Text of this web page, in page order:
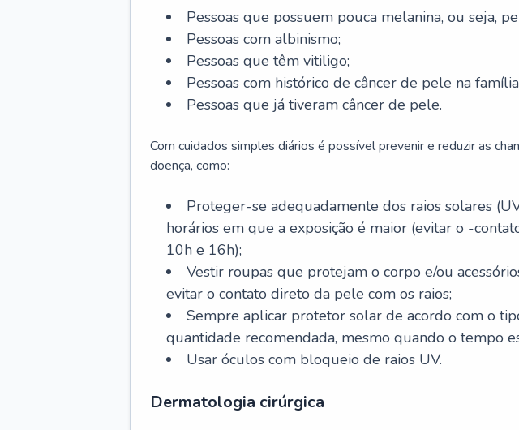
Pessoas que possuem pouca melanina, ou seja,
Pessoas com albinismo;
Pessoas que têm vitiligo;
Pessoas com histórico de câncer de pele na
Pessoas que já tiveram câncer de pele.
Com cuidados simples diários é possível prevenir e reduzir as
doença, como:
Proteger-se adequadamente dos raios solares
horários em que a exposição é maior (evitar o -
10h e 16h);
Vestir roupas que protejam o corpo e/ou
evitar o contato direto da pele com os raios;
Sempre aplicar protetor solar de acordo com o
quantidade recomendada, mesmo quando o tempo
Usar óculos com bloqueio de raios UV.
Dermatologia cirúrgica